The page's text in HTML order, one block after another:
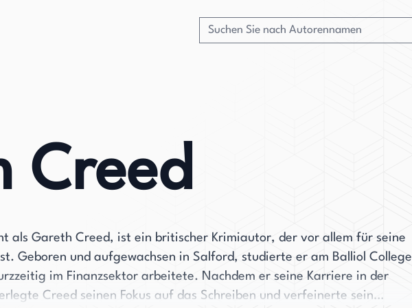
Creed
als Gareth Creed, ist ein britischer Krimiautor, der vor allem für seine
Geboren und aufgewachsen in Salford, studierte er am Balliol College
im Finanzsektor arbeitete. Nachdem er seine Karriere in der
Creed seinen Fokus auf das Schreiben und verfeinerte sein